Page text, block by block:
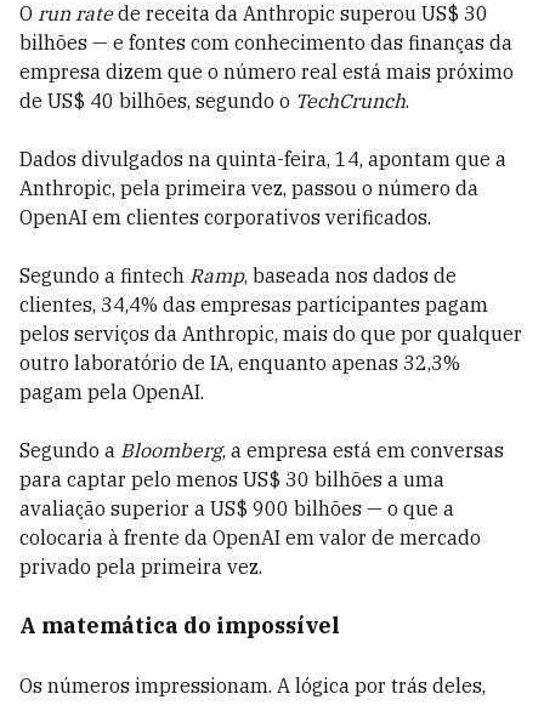
O run ratede receita da Anthropic superou US$ 30
bilhões — e fontes com conhecimento das finanças da
empresa dizem que o número real está mais próximo
de US$ 40 bilhões, segundo o TechCrunch.
Dados divulgados na quinta-feira, 14, apontam que a
Anthropic, pela primeira vez, passou o número da
OpenAI em clientes corporativos verificados.
Segundo a fintech Ramp, baseada nos dados de
clientes, 34,4% das empresas participantes pagam
pelos serviços da Anthropic, mais do que por qualquer
outro laboratório de IA, enquanto apenas 32,3%
pagam pela OpenAI.
Segundo a Bloomberg, a empresa está em conversas
para captar pelo menos US$ 30 bilhões a uma
avaliação superior a US$ 900 bilhões — o que a
colocaria à frente da OpenAI em valor de mercado
privado pela primeira vez.
A matemática do impossível
Os números impressionam. A lógica por trás deles,